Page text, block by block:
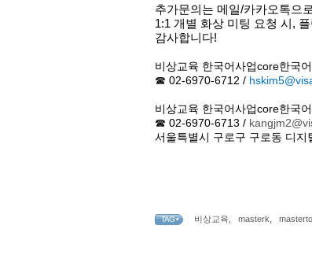
추가문의는 메일/카카오톡으로
1:1 개별 화상 미팅 요청 시,
감사합니다!
비상교육 한국어사업core한국
☎ 02-6970-6712 /
비상교육 한국어사업core한국
☎ 02-6970-6713 /
서울특별시 구로구 구로동 디지
TAG • 비상교육 masterk